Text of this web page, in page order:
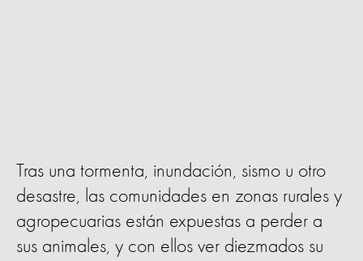
Tras una tormenta, inundación, sismo u otro
desastre, las comunidades en zonas rurales y
agropecuarias están expuestas a perder a
sus animales, y con ellos ver diezmados su